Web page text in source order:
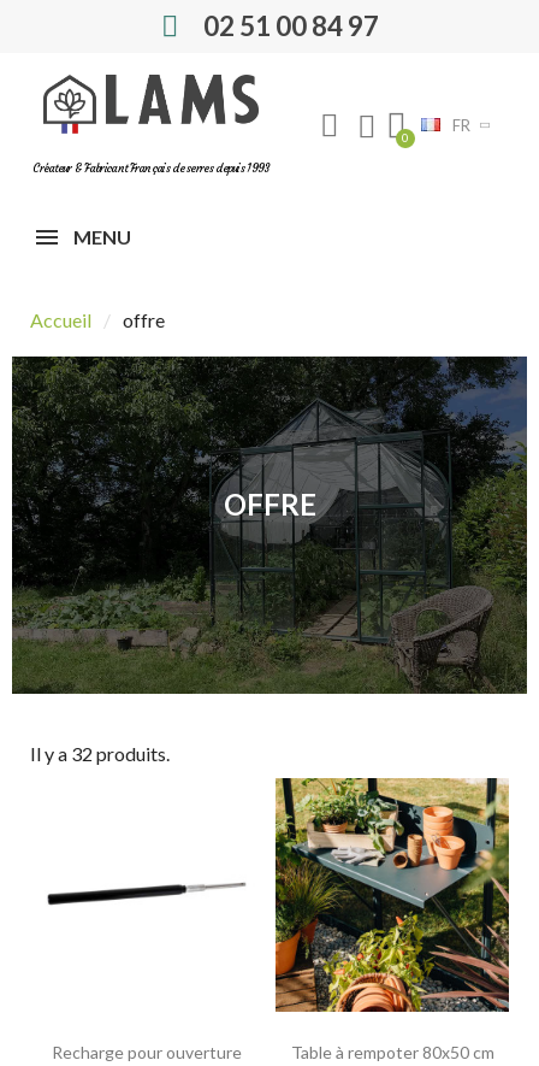
02 51 00 84 97
Créateur & Fabricant Français de serres depuis 1993
FR
MENU
Accueil offre
OFFRE
Il y a 32 produits.
Recharge pour ouverture
Table à rempoter 80x50 cm